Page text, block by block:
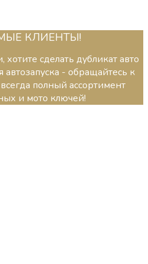
КЛИЕНТЫ!
сделать дубликат авто
автозапуска - обращайтесь к
полный ассортимент
и мото ключей!